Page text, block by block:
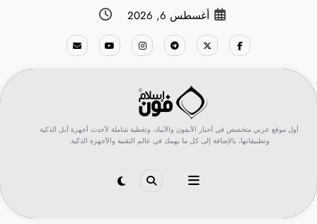
أغسطس 6, 2026
أول موقع عربي متخصص في أخبار الآيفون والآيباد، وتغطية شاملة لأحدث أجهزة أبل الذكية
وتطبيقاتها، بالإضافة إلى كل ما يهمك في عالم التقنية والأجهزة الذكية.